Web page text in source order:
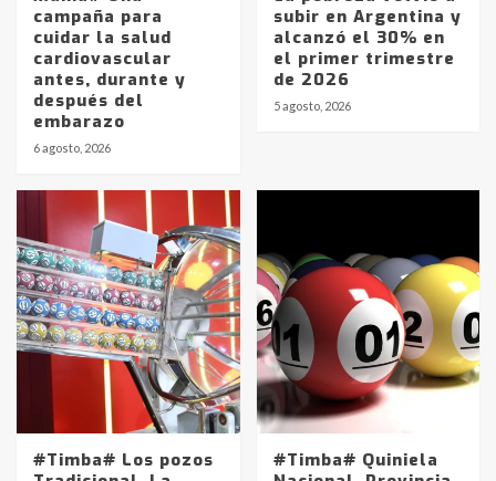
campaña para
cuidar la salud
cardiovascular
antes, durante y
después del
embarazo
6 agosto, 2026
subir en Argentina y
alcanzó el 30% en
el primer trimestre
de 2026
5 agosto, 2026
#Timba# Los pozos
#Timba# Quiniela